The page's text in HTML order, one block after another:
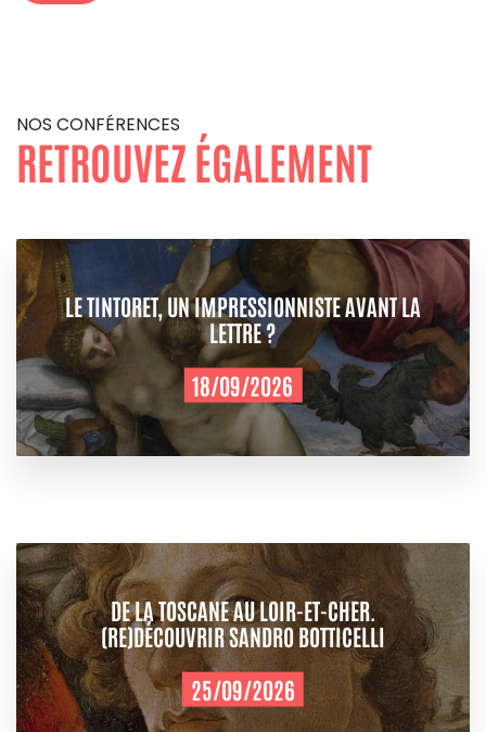
NOS CONFÉRENCES
RETROUVEZ ÉGALEMENT
LE TINTORET, UN IMPRESSIONNISTE AVANT LA
LETTRE ?
18/09/2026
DE LA TOSCANE AU LOIR-ET-CHER.
(RE)DÉCOUVRIR SANDRO BOTTICELLI
25/09/2026